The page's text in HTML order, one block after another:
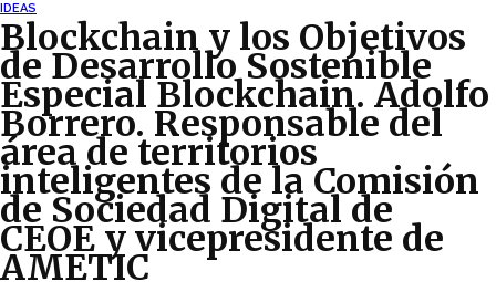
IDEAS
Blockchain y los Objetivos
de Desarrollo Sostenible
Especial Blockchain. Adolfo
Borrero. Responsable del
área de territorios
inteligentes de la Comisión
de Sociedad Digital de
CEOE y vicepresidente de
AMETIC